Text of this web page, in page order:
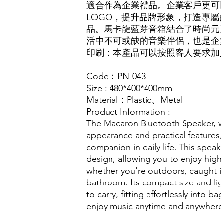
適合作為企業禮品。企業客戶更
LOGO，提升品牌形象，打造專
品。馬卡龍藍芽音箱結合了時尚
活中不可或缺的音樂伴侶，也是
印刷：本產品可以按照客人要求
Code：PN-043
Size : 480*400*400mm
Material：Plastic、Metal
Product Information :
The Macaron Bluetooth Speaker,
appearance and practical
companion in daily life. This
design, allowing you to enjoy
whether you're outdoors, caught
bathroom. Its compact size and
to carry, fitting effortlessly into
enjoy music anytime and